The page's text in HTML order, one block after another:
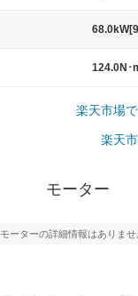
124.0N･
楽天市場
楽天
モーター
モーターの詳細情報はありませ